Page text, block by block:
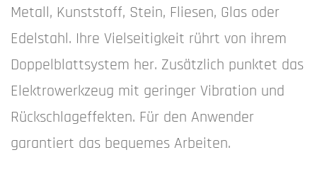
Metall, Kunststoff, Stein, Fliesen, Glas oder
Edelstahl. Ihre Vielseitigkeit rührt von ihrem
Doppelblattsystem her. Zusätzlich punktet das
Elektrowerkzeug mit geringer Vibration und
Rückschlageffekten. Für den Anwender
garantiert das bequemes Arbeiten.